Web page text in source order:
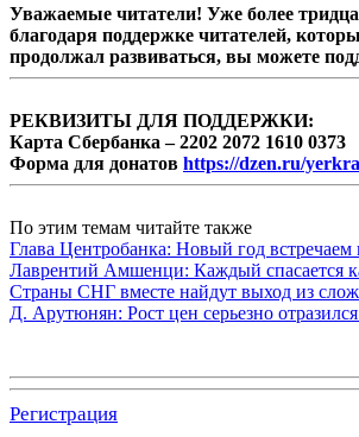
Уважаемые читатели! Уже более
благодаря поддержке читателей,
продолжал развиваться, вы можете
РЕКВИЗИТЫ ДЛЯ ПОДДЕРЖКИ:
Карта Сбербанка – 2202 2072 1610 0373
Форма для донатов https://dzen.ru/
По этим темам читайте также
Глава Центробанка: Новый год встречаем
Лаврентий Амшенци: Каждый спасается
Страны СНГ вместе найдут выход из
Д. Арутюнян: Рост цен серьезно
Регистрация